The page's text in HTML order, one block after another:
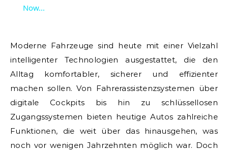
Now...
Moderne Fahrzeuge sind heute mit einer Vielzahl
intelligenter Technologien ausgestattet, die den
Alltag komfortabler, sicherer und effizienter
machen sollen. Von Fahrerassistenzsystemen über
digitale Cockpits bis hin zu schlüssellosen
Zugangssystemen bieten heutige Autos zahlreiche
Funktionen, die weit über das hinausgehen, was
noch vor wenigen Jahrzehnten möglich war. Doch